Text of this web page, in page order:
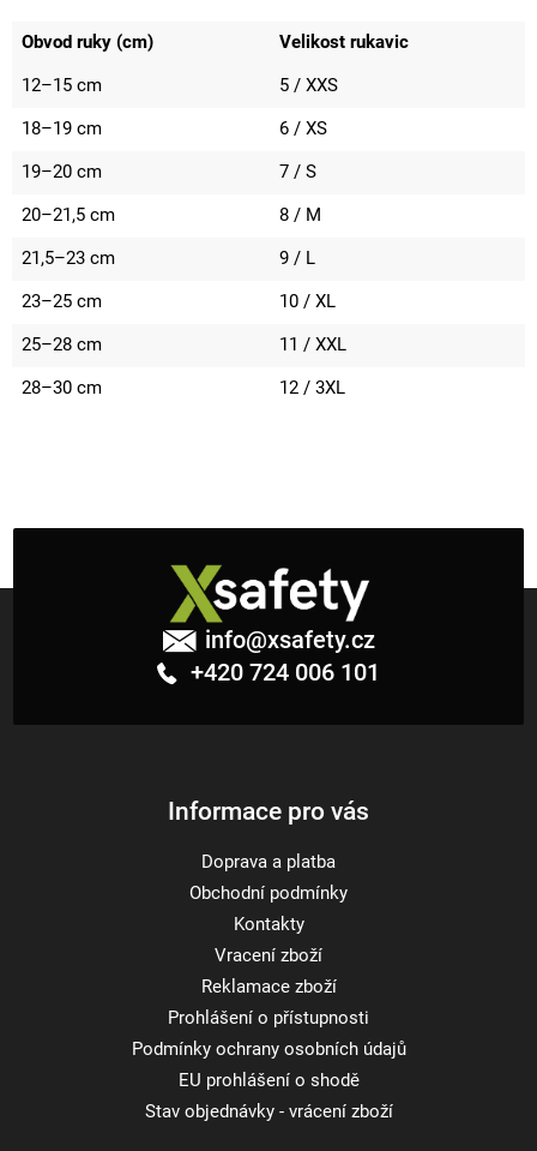
Obvod ruky (cm) Velikost rukavic
12–15 cm 5 / XXS
18–19 cm 6 / XS
19–20 cm 7 / S
20–21,5 cm 8 / M
21,5–23 cm 9 / L
23–25 cm 10 / XL
25–28 cm 11 / XXL
28–30 cm 12 / 3XL
info@xsafety.cz
+420 724 006 101
Informace pro vás
Doprava a platba
Obchodní podmínky
Kontakty
Vracení zboží
Reklamace zboží
Prohlášení o přístupnosti
Podmínky ochrany osobních údajů
EU prohlášení o shodě
Stav objednávky - vrácení zboží